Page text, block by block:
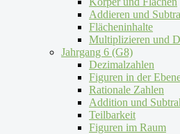
Addieren und
Flächeninhalte
Multiplizieren und
Jahrgang 6 (G8)
Dezimalzahlen
Figuren in der
Rationale Zahlen
Addition und
Teilbarkeit
Figuren im Raum